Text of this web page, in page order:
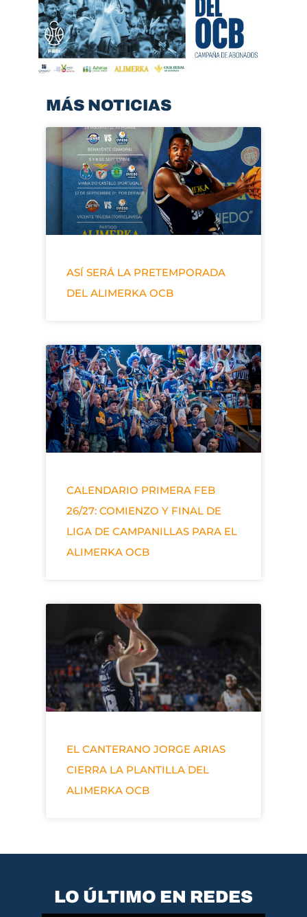
MÁS NOTICIAS
ASÍ SERÁ LA PRETEMPORADA
DEL ALIMERKA OCB
CALENDARIO PRIMERA FEB
26/27: COMIENZO Y FINAL DE
LIGA DE CAMPANILLAS PARA EL
ALIMERKA OCB
EL CANTERANO JORGE ARIAS
CIERRA LA PLANTILLA DEL
ALIMERKA OCB
LO ÚLTIMO EN REDES